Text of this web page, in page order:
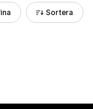
Sortera